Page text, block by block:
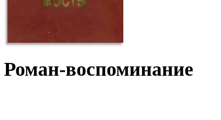
Роман-воспоминание